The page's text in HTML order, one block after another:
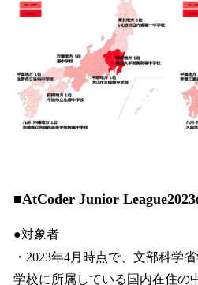
■AtCoder Junior
●対象者
・2023年4月時点で、文部科学
学校に所属している国内在住の